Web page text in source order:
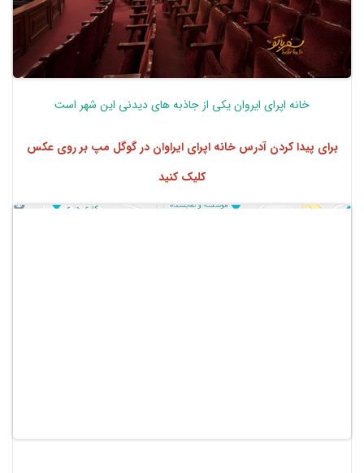
خانه اپرای ایروان یکی از جاذبه های دیدنی این شهر است
برای پیدا کردن آدرس خانه اپرای ایراوان در گوگل مپ بر روی عکس
کلیک کنید